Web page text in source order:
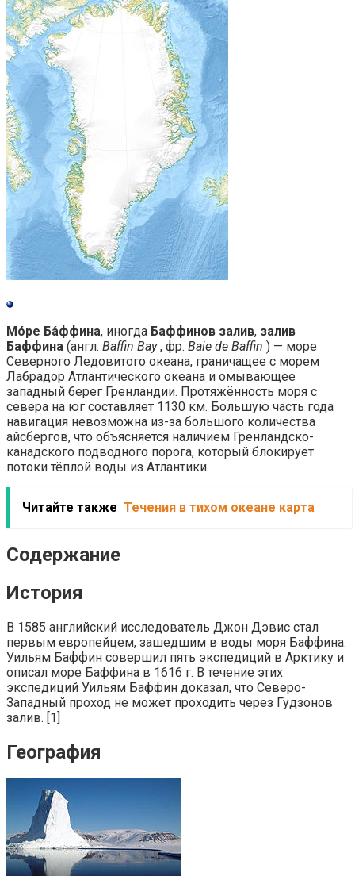
Мо́ре Ба́ффина, иногда Баффинов залив, залив
Баффина (англ. Baffin Bay, фр. Baie de Baffin ) — море
Северного Ледовитого океана, граничащее с морем
Лабрадор Атлантического океана и омывающее
западный берег Гренландии. Протяжённость моря с
севера на юг составляет 1130 км. Большую часть года
навигация невозможна из-за большого количества
айсбергов, что объясняется наличием Гренландско-
канадского подводного порога, который блокирует
потоки тёплой воды из Атлантики.
Читайте также Течения в тихом океане карта
Содержание
История
В 1585 английский исследователь Джон Дэвис стал
первым европейцем, зашедшим в воды моря Баффина.
Уильям Баффин совершил пять экспедиций в Арктику и
описал море Баффина в 1616 г. В течение этих
экспедиций Уильям Баффин доказал, что Северо-
Западный проход не может проходить через Гудзонов
залив. [1]
География